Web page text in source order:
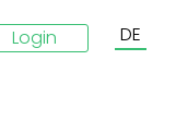
Login DE